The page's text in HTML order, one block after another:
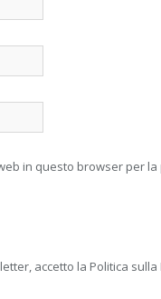
in questo browser per
accetto la Politica